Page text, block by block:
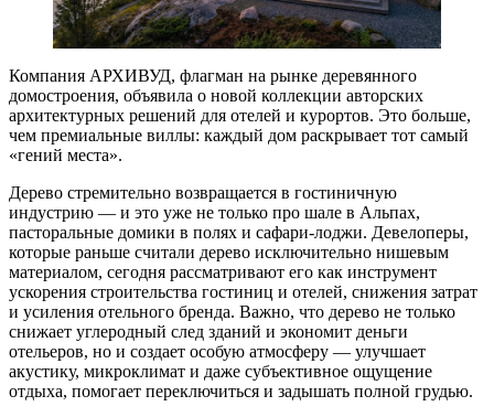
Компания АРХИВУД, флагман на рынке деревянного
домостроения, объявила о новой коллекции авторских
архитектурных решений для отелей и курортов. Это больше,
чем премиальные виллы: каждый дом раскрывает тот самый
«гений места».
Дерево стремительно возвращается в гостиничную
индустрию — и это уже не только про шале в Альпах,
пасторальные домики в полях и сафари-лоджи. Девелоперы,
которые раньше считали дерево исключительно нишевым
материалом, сегодня рассматривают его как инструмент
ускорения строительства гостиниц и отелей, снижения затрат
и усиления отельного бренда. Важно, что дерево не только
снижает углеродный след зданий и экономит деньги
отельеров, но и создает особую атмосферу — улучшает
акустику, микроклимат и даже субъективное ощущение
отдыха, помогает переключиться и задышать полной грудью.